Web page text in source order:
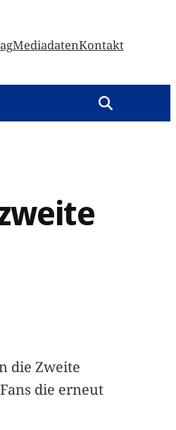
MediadatenKontakt
die Zweite
die erneut